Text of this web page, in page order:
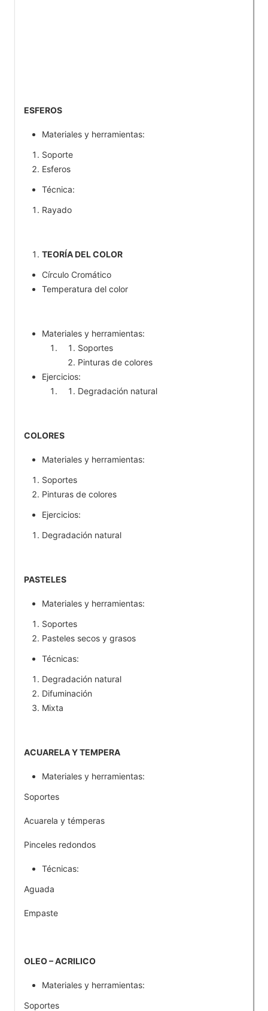
ESFEROS
Materiales y herramientas:
Soporte
Esferos
Técnica:
Rayado
TEORÍA DEL COLOR
Círculo Cromático
Temperatura del color
Materiales y herramientas:
Soportes
Pinturas de colores
Ejercicios:
Degradación natural
COLORES
Materiales y herramientas:
Soportes
Pinturas de colores
Ejercicios:
Degradación natural
PASTELES
Materiales y herramientas:
Soportes
Pasteles secos y grasos
Técnicas:
Degradación natural
Difuminación
Mixta
ACUARELA Y TEMPERA
Materiales y herramientas:
Soportes
Acuarela y témperas
Pinceles redondos
Técnicas:
Aguada
Empaste
OLEO – ACRILICO
Materiales y herramientas:
Soportes